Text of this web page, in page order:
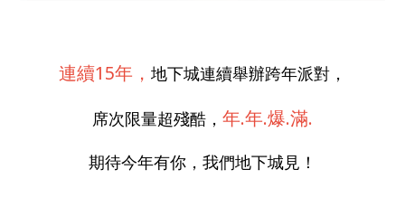
連續15年， 地下城連續舉辦跨年派對，
席次限量超殘酷， 年.年.爆.滿.
期待今年有你，我們地下城見！